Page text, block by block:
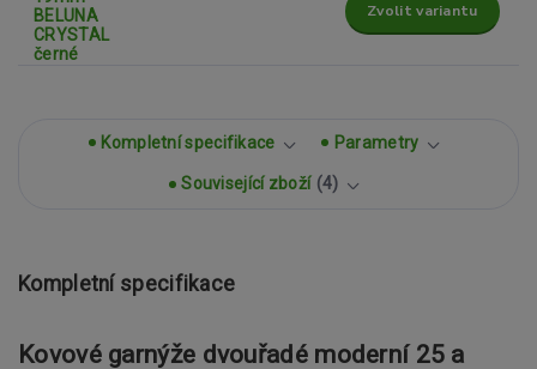
Zvolit variantu
Kompletní specifikace Parametry
Související zboží 4
Kompletní specifikace
Kovové garnýže dvouřadé moderní 25 a